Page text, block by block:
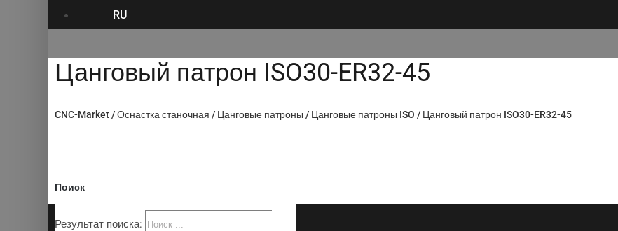
RU
Цанговый патрон ISO30-ER32-45
CNC-Market/Оснастка станочная / Цанговые патроны / Цанговые патроны ISO / Цанговый патрон ISO30-ER32-45
Поиск
Результат поиска: